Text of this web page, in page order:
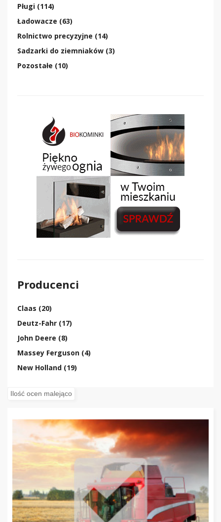
Pługi (114)
Ładowacze (63)
Rolnictwo precyzyjne (14)
Sadzarki do ziemniaków (3)
Pozostałe (10)
Producenci
Claas (20)
Deutz-Fahr (17)
John Deere (8)
Massey Ferguson (4)
New Holland (19)